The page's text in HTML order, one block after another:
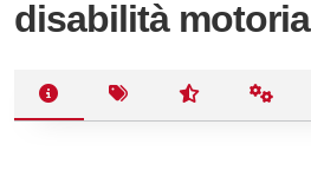
disabilità motoria